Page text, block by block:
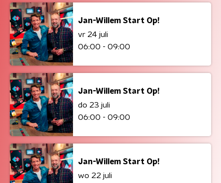
Jan-Willem Start Op!
vr 24 juli
06:00 - 09:00
Jan-Willem Start Op!
do 23 juli
06:00 - 09:00
Jan-Willem Start Op!
wo 22 juli